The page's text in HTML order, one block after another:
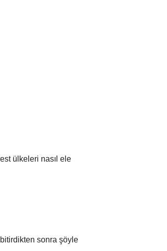
ülkeleri nasıl ele
bitirdikten sonra şöyle